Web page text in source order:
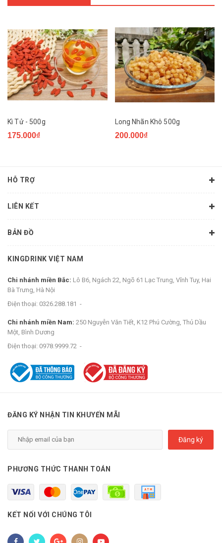
Kì Tử - 500g
175.000₫
Long Nhãn Khô 500g
200.000₫
HỖ TRỢ
LIÊN KẾT
BẢN ĐỒ
KINGDRINK VIỆT NAM
Chi nhánh miền Bắc: Lô B6, Ngách 22, Ngõ 61 Lạc Trung, Vĩnh Tuy, Hai
Bà Trưng, Hà Nội
Điện thoại: 0326.288.181 -
Chi nhánh miền Nam: 250 Nguyễn Văn Tiết, K12 Phú Cường, Thủ Dầu
Một, Bình Dương
Điện thoại: 0978.9999.72 -
ĐĂNG KÝ NHẬN TIN KHUYẾN MÃI
Đăng ký
PHƯƠNG THỨC THANH TOÁN
KẾT NỐI VỚI CHÚNG TÔI